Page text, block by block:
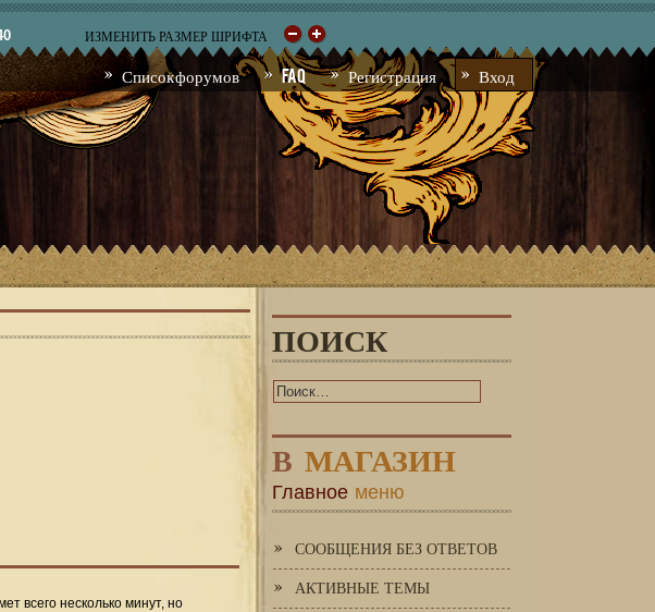
ИЗМЕНИТЬ РАЗМЕР ШРИФТА
Список форумов FAQ Регистрация Вход
всего несколько минут, но
ПОИСК
В МАГАЗИН
Главное меню
СООБЩЕНИЯ БЕЗ ОТВЕТОВ
АКТИВНЫЕ ТЕМЫ